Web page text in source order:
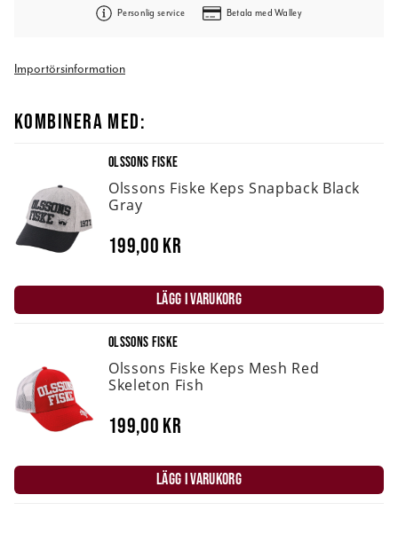
Personlig service Betala med Walley
Importörsinformation
KOMBINERA MED:
OLSSONS FISKE
Olssons Fiske Keps Snapback Black
Gray
199,00 kr
LÄGG I VARUKORG
OLSSONS FISKE
Olssons Fiske Keps Mesh Red
Skeleton Fish
199,00 kr
LÄGG I VARUKORG